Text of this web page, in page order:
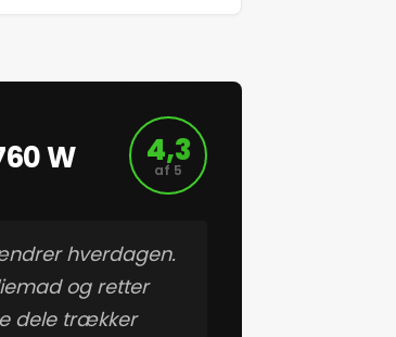
W 4,3
af 5
hverdagen.
og retter
dele trækker